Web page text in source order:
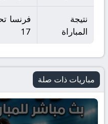
نتيجة
المباراة
17
مباريات ذات صلة